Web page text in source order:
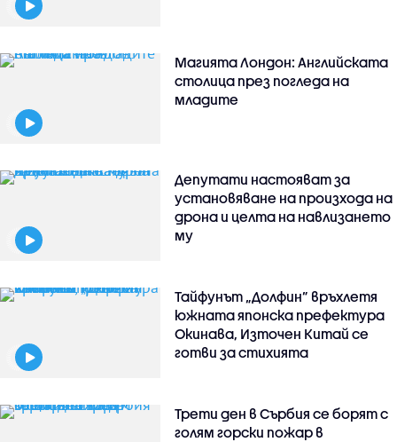
Магията Лондон: Английската
столица през погледа на
младите
Депутати настояват за
установяване на произхода на
дрона и целта на навлизането
му
Тайфунът „Долфин” връхлетя
южната японска префектура
Окинава, Източен Китай се
готви за стихията
Трети ден в Сърбия се борят с
голям горски пожар в